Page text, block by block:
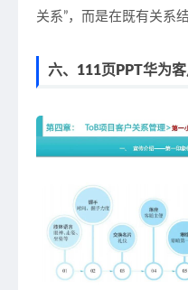
关系”，而是在既有关系
六、111页PPT华为